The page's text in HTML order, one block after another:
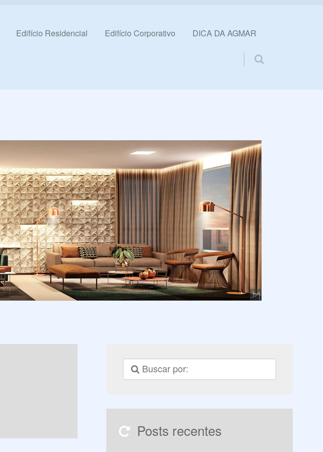
Edifício Residencial Edifício Corporativo DICA DA AGMAR
Posts recentes